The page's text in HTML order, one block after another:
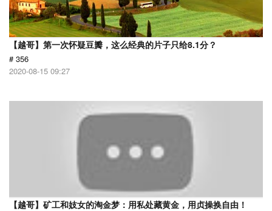
【越哥】第一次怀疑豆瓣，这么经典的片子只给8.1分？
# 356
2020-08-15 09:27
【越哥】矿工和妓女的淘金梦：用私处藏黄金，用贞操换自由！